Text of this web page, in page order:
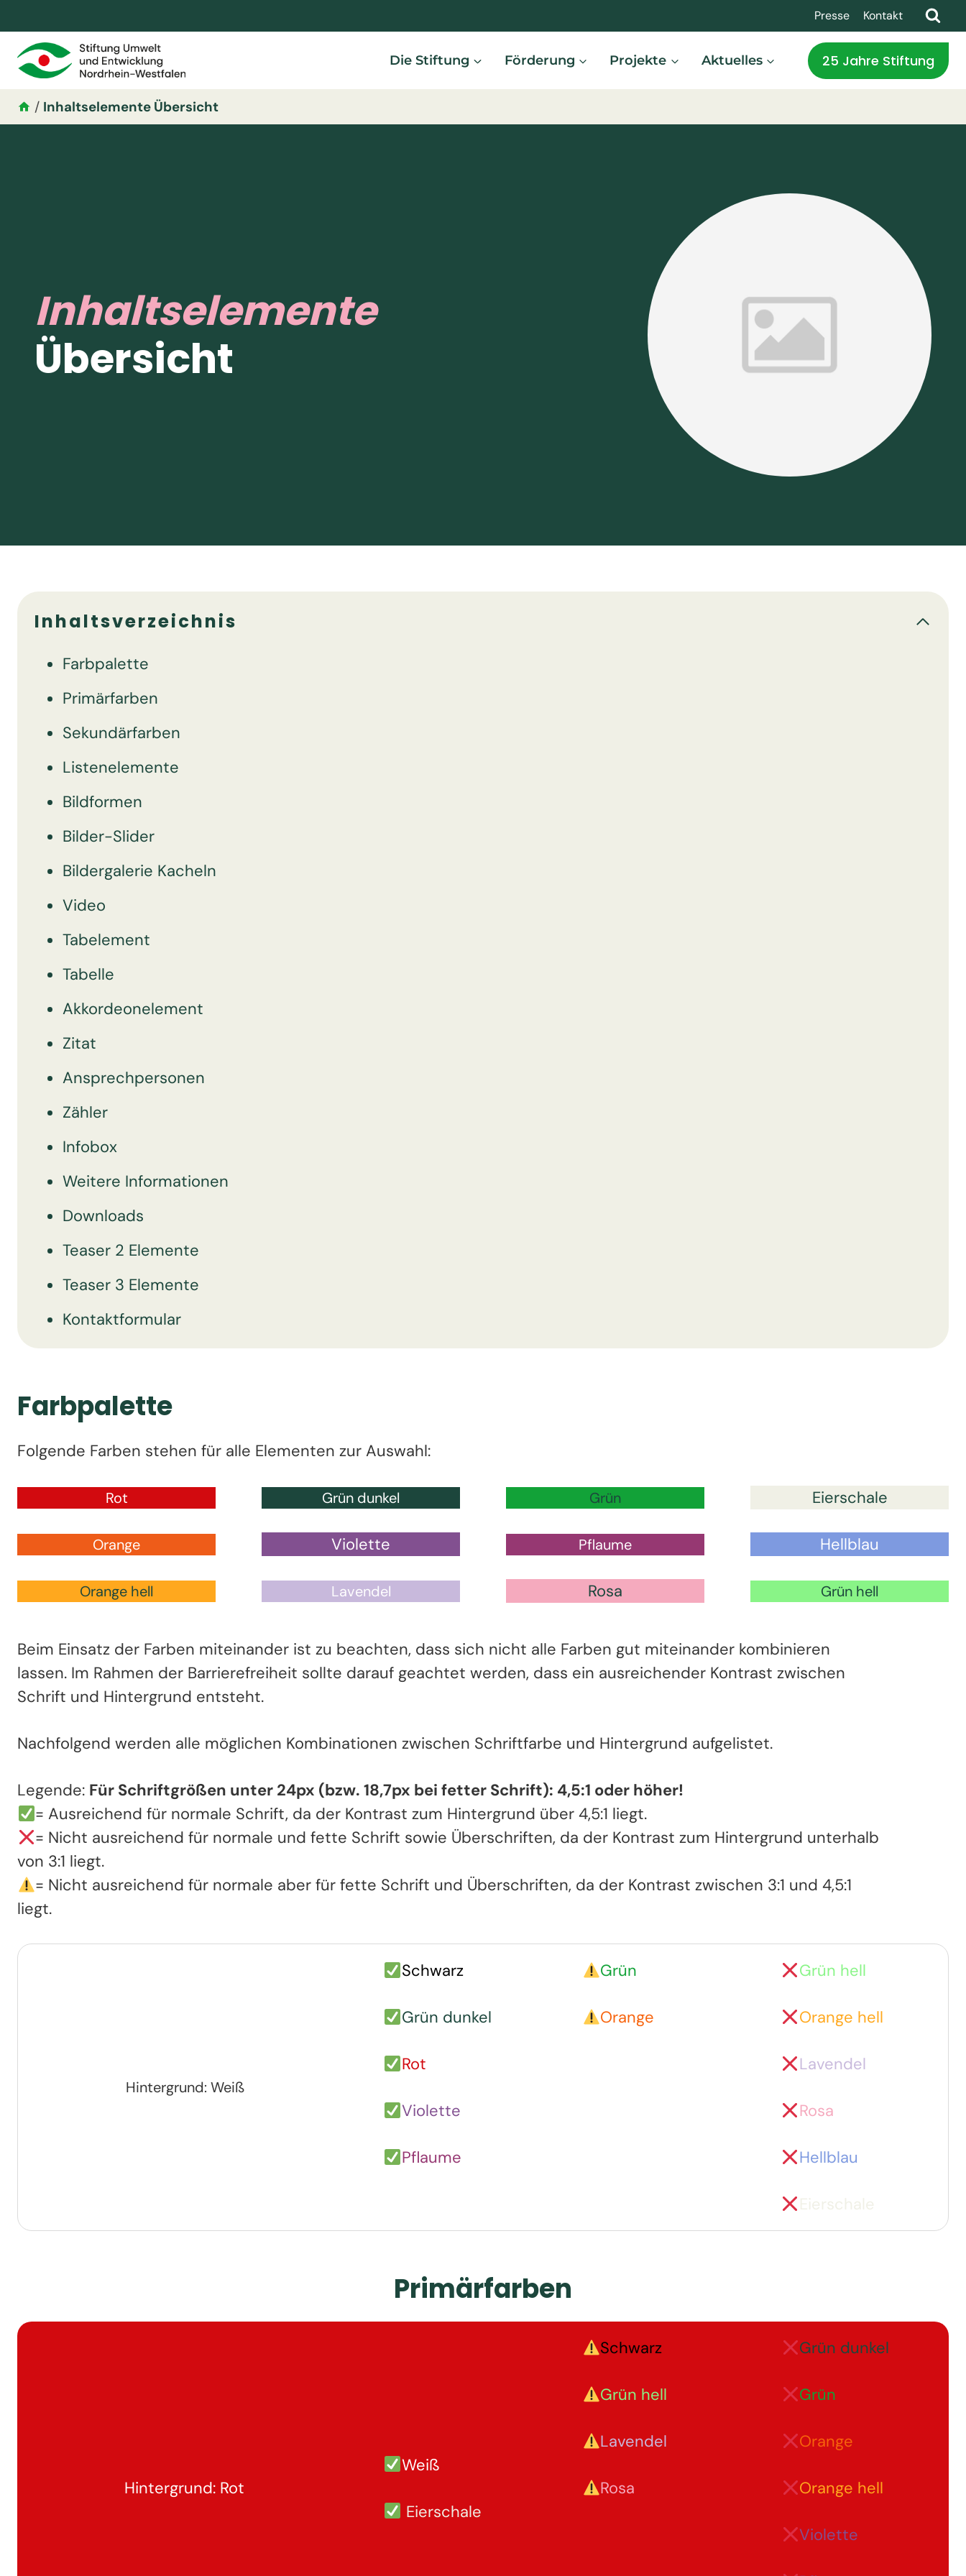
Presse Kontakt
Die Stiftung Förderung Projekte Aktuelles 25 Jahre Stiftung
/ Inhaltselemente Übersicht
Inhaltselemente
Übersicht
Inhaltsverzeichnis
Farbpalette
Primärfarben
Sekundärfarben
Listenelemente
Bildformen
Bilder-Slider
Bildergalerie Kacheln
Video
Tabelement
Tabelle
Akkordeonelement
Zitat
Ansprechpersonen
Zähler
Infobox
Weitere Informationen
Downloads
Teaser 2 Elemente
Teaser 3 Elemente
Kontaktformular
Farbpalette
Folgende Farben stehen für alle Elementen zur Auswahl:
Rot Grün dunkel Grün Eierschale
Orange Violette Pflaume Hellblau
Orange hell Lavendel Rosa Grün hell
Beim Einsatz der Farben miteinander ist zu beachten, dass sich nicht alle Farben gut miteinander kombinieren
lassen. Im Rahmen der Barrierefreiheit sollte darauf geachtet werden, dass ein ausreichender Kontrast zwischen
Schrift und Hintergrund entsteht.
Nachfolgend werden alle möglichen Kombinationen zwischen Schriftfarbe und Hintergrund aufgelistet.
Legende: Für Schriftgrößen unter 24px (bzw. 18,7px bei fetter Schrift): 4,5:1 oder höher!
= Ausreichend für normale Schrift, da der Kontrast zum Hintergrund über 4,5:1 liegt.
= Nicht ausreichend für normale und fette Schrift sowie Überschriften, da der Kontrast zum Hintergrund unterhalb
von 3:1 liegt.
= Nicht ausreichend für normale aber für fette Schrift und Überschriften, da der Kontrast zwischen 3:1 und 4,5:1
liegt.
Hintergrund: Weiß
Schwarz
Grün dunkel
Rot
Violette
Pflaume
Grün
Orange
Grün hell
Orange hell
Lavendel
Rosa
Hellblau
Eierschale
Primärfarben
Hintergrund: Rot
Weiß
Eierschale
Schwarz
Grün hell
Lavendel
Rosa
Grün dunkel
Grün
Orange
Orange hell
Violette